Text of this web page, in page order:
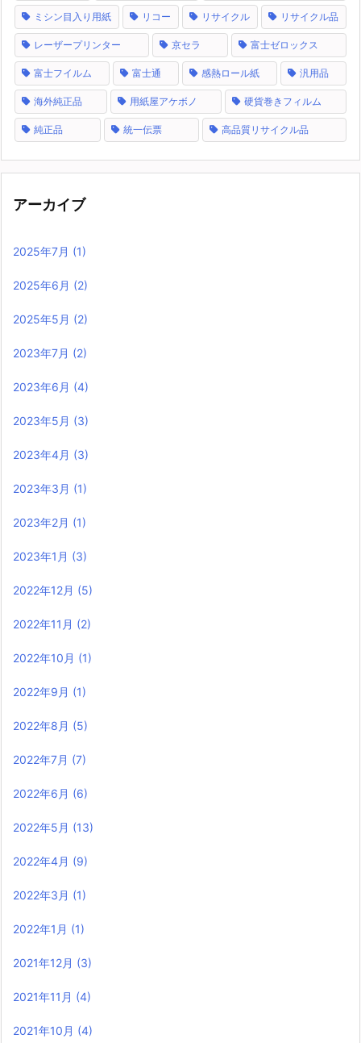
ミシン目入り用紙 リコー リサイクル リサイクル品
レーザープリンター 京セラ 富士ゼロックス
富士フイルム 富士通 感熱ロール紙 汎用品
海外純正品 用紙屋アケボノ 硬貨巻きフィルム
純正品 統一伝票 高品質リサイクル品
アーカイブ
2025年7月 (1)
2025年6月 (2)
2025年5月 (2)
2023年7月 (2)
2023年6月 (4)
2023年5月 (3)
2023年4月 (3)
2023年3月 (1)
2023年2月 (1)
2023年1月 (3)
2022年12月 (5)
2022年11月 (2)
2022年10月 (1)
2022年9月 (1)
2022年8月 (5)
2022年7月 (7)
2022年6月 (6)
2022年5月 (13)
2022年4月 (9)
2022年3月 (1)
2022年1月 (1)
2021年12月 (3)
2021年11月 (4)
2021年10月 (4)